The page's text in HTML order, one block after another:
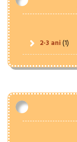
2-3 ani(1)